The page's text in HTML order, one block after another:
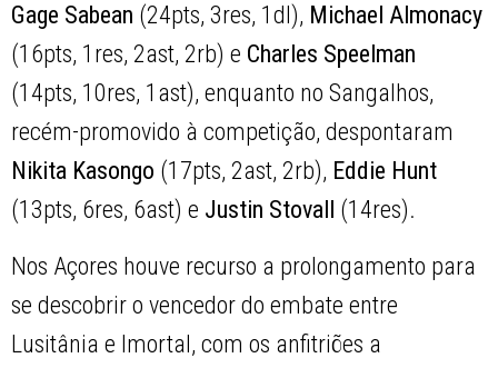
Gage Sabean (24pts, 3res, 1dl), Michael Almonacy
(16pts, 1res, 2ast, 2rb) e Charles Speelman
(14pts, 10res, 1ast), enquanto no Sangalhos,
recém-promovido à competição, despontaram
Nikita Kasongo (17pts, 2ast, 2rb), Eddie Hunt
(13pts, 6res, 6ast) e Justin Stovall (14res).
Nos Açores houve recurso a prolongamento para
se descobrir o vencedor do embate entre
Lusitânia e Imortal, com os anfitriões a